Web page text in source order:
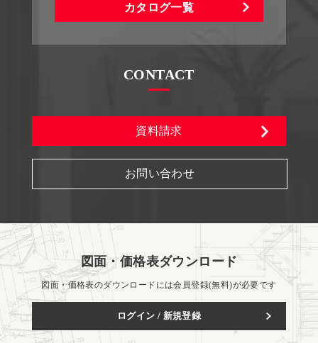
カタログ一覧
CONTACT
資料請求
お問い合わせ
図面・価格表ダウンロード
図面・価格表のダウンロードには会員登録(無料)が必要です
ログイン / 新規登録